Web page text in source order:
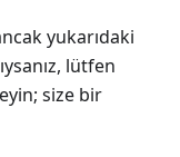
yukarıdaki
lütfen
size bir